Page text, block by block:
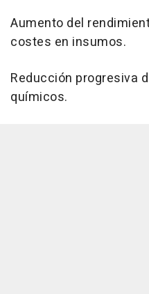
Aumento del
costes en insumos.
Reducción progresiva
químicos.